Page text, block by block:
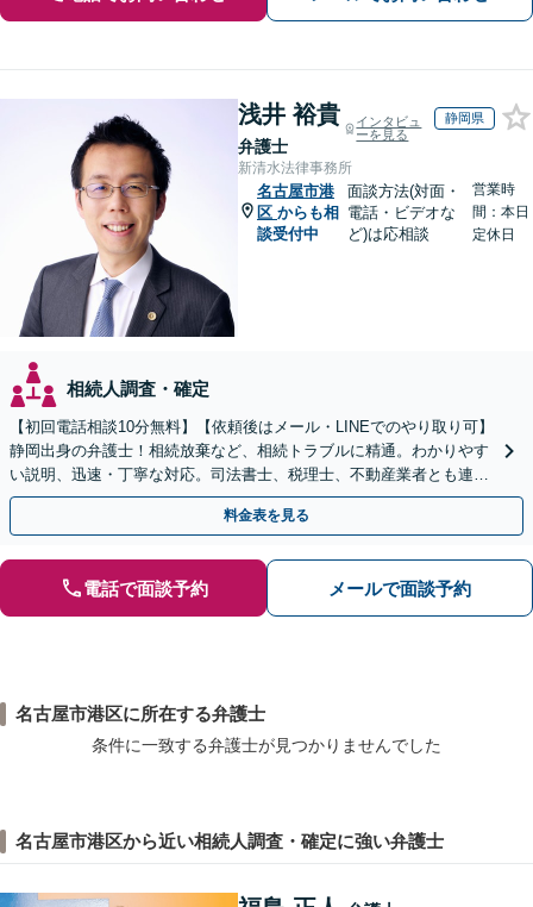
浅井 裕貴
弁護士
インタビュ
ーを見る
静岡県
新清水法律事務所
名古屋市港
区 からも相
談受付中
面談方法(対面・
電話・ビデオな
ど)は応相談
営業時
間：本日
定休日
相続人調査・確定
【初回電話相談10分無料】【依頼後はメール・LINEでのやり取り可】
静岡出身の弁護士！相続放棄など、相続トラブルに精通。わかりやす
い説明、迅速・丁寧な対応。司法書士、税理士、不動産業者とも連携
し、遺産相続をトータルサポート【完全個室相談】
料金表を見る
電話で面談予約 メールで面談予約
名古屋市港区に所在する弁護士
条件に一致する弁護士が見つかりませんでした
名古屋市港区から近い相続人調査・確定に強い弁護士